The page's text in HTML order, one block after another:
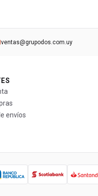
ventas@grupodos.com.uy
envíos